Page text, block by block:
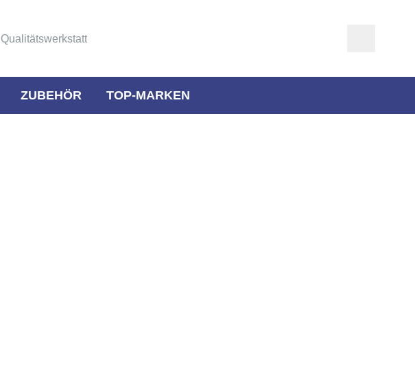
Qualitätswerkstatt
ZUBEHÖR TOP-MARKEN